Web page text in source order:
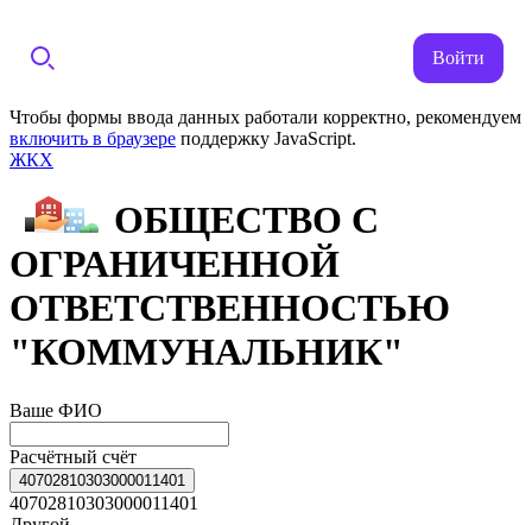
Войти
Чтобы формы ввода данных работали корректно, рекомендуем
включить в браузере поддержку JavaScript.
ЖКХ
ОБЩЕСТВО С
ОГРАНИЧЕННОЙ
ОТВЕТСТВЕННОСТЬЮ
"КОММУНАЛЬНИК"
Ваше ФИО
Расчётный счёт
40702810303000011401
40702810303000011401